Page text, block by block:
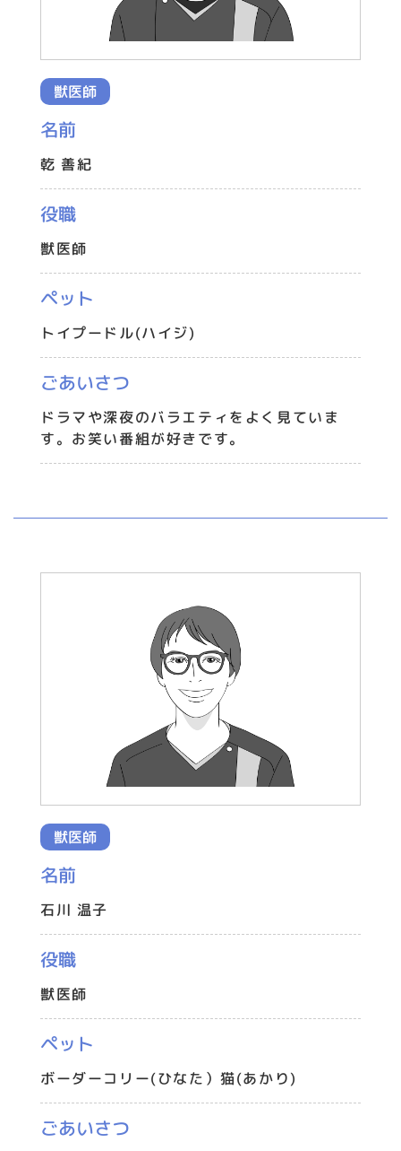
獣医師
名前
乾 善紀
役職
獣医師
ペット
トイプードル(ハイジ)
ごあいさつ
ドラマや深夜のバラエティをよく見ていま
す。お笑い番組が好きです。
獣医師
名前
石川 温子
役職
獣医師
ペット
ボーダーコリー(ひなた）猫(あかり)
ごあいさつ